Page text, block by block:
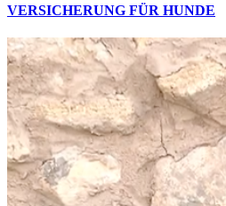
VERSICHERUNG FÜR HUNDE